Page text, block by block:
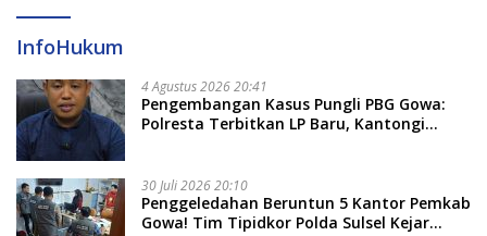
InfoHukum
4 Agustus 2026 20:41
Pengembangan Kasus Pungli PBG Gowa:
Polresta Terbitkan LP Baru, Kantongi
30 Juli 2026 20:10
Penggeledahan Beruntun 5 Kantor Pemkab
Gowa! Tim Tipidkor Polda Sulsel Kejar